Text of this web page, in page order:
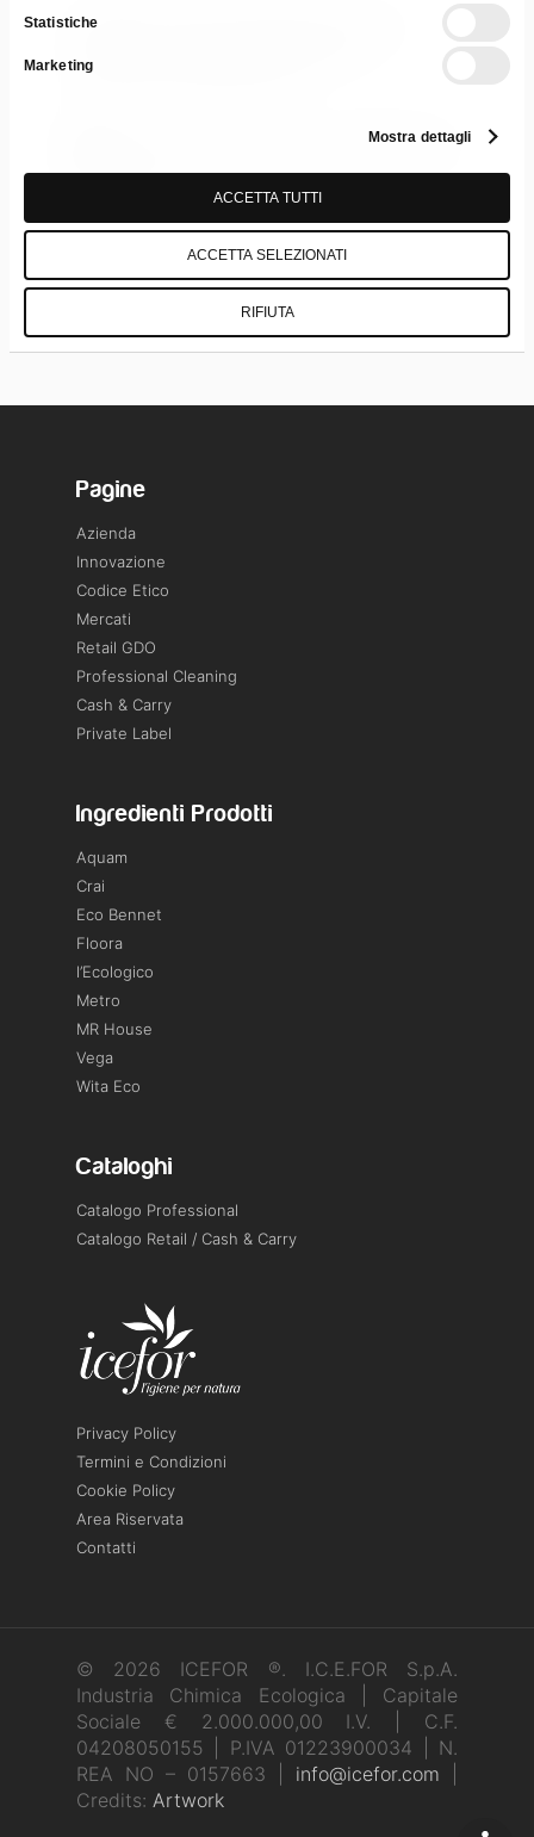
Statistiche
Marketing
Mostra dettagli
ACCETTA TUTTI
ACCETTA SELEZIONATI
RIFIUTA
Categorie:
Scheda di
Sicurezza
Pagine
Azienda
Innovazione
Codice Etico
Mercati
Retail GDO
Professional Cleaning
Cash & Carry
Private Label
Ingredienti Prodotti
Aquam
Crai
Eco Bennet
Floora
l’Ecologico
Metro
MR House
Vega
Wita Eco
Cataloghi
Catalogo Professional
Catalogo Retail / Cash & Carry
Privacy Policy
Termini e Condizioni
Cookie Policy
Area Riservata
Contatti
© 2026 ICEFOR ®. I.C.E.FOR S.p.A.
Industria Chimica Ecologica | Capitale
Sociale € 2.000.000,00 I.V. | C.F.
04208050155 | P.IVA 01223900034 | N.
REA NO – 0157663 | info@icefor.com
Credits: Artwork